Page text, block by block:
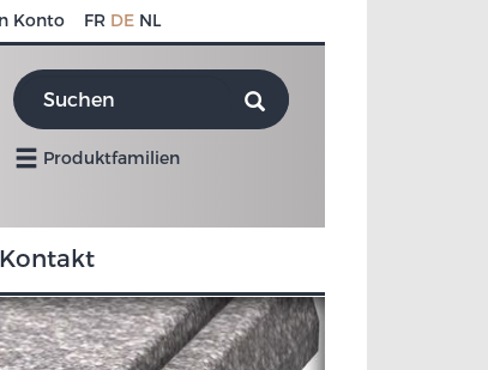
Konto FR DE NL
Produktfamilien
Kontakt